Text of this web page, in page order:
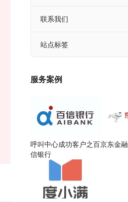
联系我们
站点标签
服务案例
呼叫中心成功客户之百
信银行
京东金融